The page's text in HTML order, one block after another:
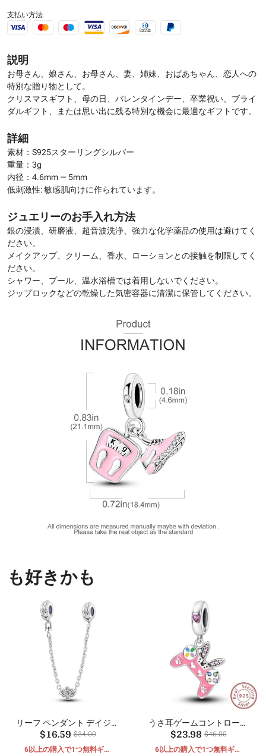
支払い方法:
説明
お母さん、娘さん、お母さん、妻、姉妹、おばあちゃん、恋人への
特別な贈り物として。
クリスマスギフト、母の日、バレンタインデー、卒業祝い、ブライ
ダルギフト、または思い出に残る特別な機会に最適なギフトです。
詳細
素材：S925スターリングシルバー
重量：3g
内径：4.6mm — 5mm
低刺激性: 敏感肌向けに作られています。
ジュエリーのお手入れ方法
銀の浸漬、研磨液、超音波洗浄、強力な化学薬品の使用は避けてく
ださい。
メイクアップ、クリーム、香水、ローションとの接触を制限してく
ださい。
シャワー、プール、温水浴槽では着用しないでください。
ジップロックなどの乾燥した気密容器に清潔に保管してください。
も好きかも
リーフ ペンダント デイジー
セーフティ チェーン
$16.59 $34.00
6以上の購入で1つ無料ギフ
うさ耳ゲームコントローラ
ーペンダント
$23.98 $46.00
6以上の購入で1つ無料ギフ